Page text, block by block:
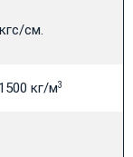
см.
кг/м3